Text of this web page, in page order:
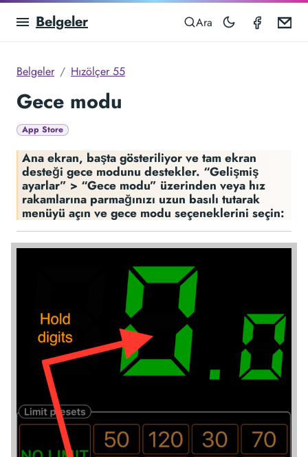
Belgeler Ara
Belgeler Hızölçer 55
Gece modu
App Store
Ana ekran, başta gösteriliyor ve tam ekran
desteği gece modunu destekler. “Gelişmiş
ayarlar” > “Gece modu” üzerinden veya hız
rakamlarına parmağınızı uzun basılı tutarak
menüyü açın ve gece modu seçeneklerini seçin: